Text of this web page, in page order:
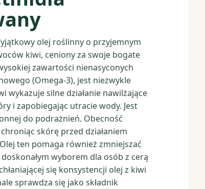
olej roślinny o przyjemnym
kiwi, ceniony za swoje bogate
zawartości nienasyconych
(Omega-3), jest niezwykle
wykazuje silne działanie nawilżające
i zapobiegając utracie wody. Jest
do podrażnień. Obecność
skórę przed działaniem
ten pomaga również zmniejszać
wyborem dla osób z cerą
się konsystencji olej z kiwi
sprawdza się jako składnik